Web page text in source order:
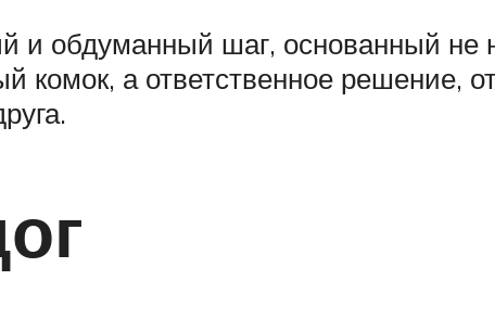
и обдуманный шаг, основанный не
а ответственное решение,